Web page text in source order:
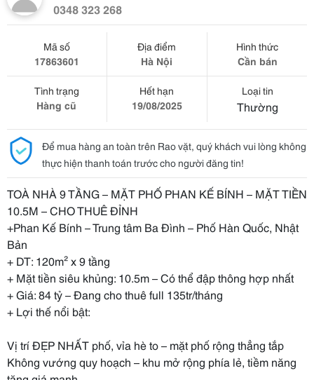
0348 323 268
Mã số
17863601
Địa điểm
Hà Nội
Hình thức
Cần bán
Tình trạng
Hàng cũ
Hết hạn
19/08/2025
Loại tin
Thường
Để mua hàng an toàn trên Rao vặt, quý khách vui lòng không
thực hiện thanh toán trước cho người đăng tin!
TOÀ NHÀ 9 TẦNG – MẶT PHỐ PHAN KẾ BÍNH – MẶT TIỀN
10.5M – CHO THUÊ ĐỈNH
+Phan Kế Bính – Trung tâm Ba Đình – Phố Hàn Quốc, Nhật
Bản
+ DT: 120m² x 9 tầng
+ Mặt tiền siêu khủng: 10.5m – Có thể đập thông hợp nhất
+ Giá: 84 tỷ – Đang cho thuê full 135tr/tháng
+ Lợi thế nổi bật:
Vị trí ĐẸP NHẤT phố, vỉa hè to – mặt phố rộng thẳng tắp
Không vướng quy hoạch – khu mở rộng phía lẻ, tiềm năng